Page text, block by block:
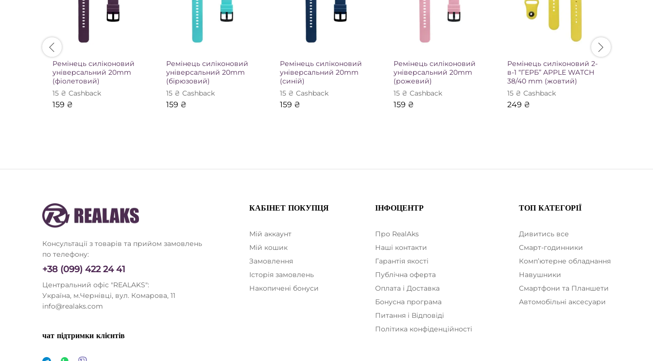
Ремінець силіконовий
універсальний 20mm
(фіолетовий)
15 ₴ Сashback
159 ₴
Ремінець силіконовий
універсальний 20mm
(бірюзовий)
15 ₴ Сashback
159 ₴
Ремінець силіконовий
універсальний 20mm
(синій)
15 ₴ Сashback
159 ₴
Ремінець силіконовий
універсальний 20mm
(рожевий)
15 ₴ Сashback
159 ₴
Ремінець силіконовий 2-
в-1 “ГЕРБ” APPLE WATCH
38/40 mm (жовтий)
15 ₴ Сashback
249 ₴
Консультації з товарів та прийом замовлень
по телефону:
+38 (099) 422 24 41
Центральний офіс "REALAKS":
Україна, м.Чернівці, вул. Комарова, 11
info@realaks.com
чат підтримки клієнтів
КАБІНЕТ ПОКУПЦЯ
Мій аккаунт
Мій кошик
Замовлення
Історія замовлень
Накопичені бонуси
ІНФОЦЕНТР
Про RealAks
Наші контакти
Гарантія якості
Публічна оферта
Оплата і Доставка
Бонусна програма
Питання і Відповіді
Політика конфіденційності
ТОП КАТЕГОРІЇ
Дивитись все
Смарт-годинники
Комп’ютерне обладнання
Навушники
Смартфони та Планшети
Автомобільні аксесуари